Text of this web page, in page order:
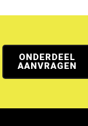
ONDERDEEL
AANVRAGEN